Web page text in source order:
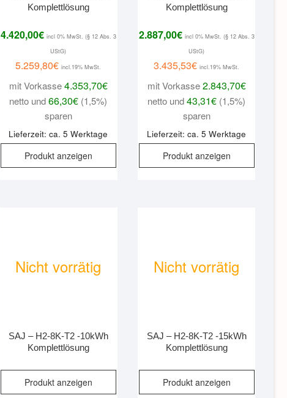
Komplettlösung
4.420,00€ incl 0% MwSt. (§ 12 Abs. 3
UStG)
5.259,80€ incl.19% MwSt.
mit Vorkasse4.353,70€
netto und66,30€ (1,5%)
sparen
Lieferzeit: ca. 5 Werktage
Produkt anzeigen
Komplettlösung
2.887,00€ incl 0% MwSt. (§ 12 Abs. 3
UStG)
3.435,53€ incl.19% MwSt.
mit Vorkasse2.843,70€
netto und43,31€ (1,5%)
sparen
Lieferzeit: ca. 5 Werktage
Produkt anzeigen
SAJ – H2-8K-T2 -10kWh
Komplettlösung
Produkt anzeigen
Nicht vorrätig
SAJ – H2-8K-T2 -15kWh
Komplettlösung
Produkt anzeigen
Nicht vorrätig